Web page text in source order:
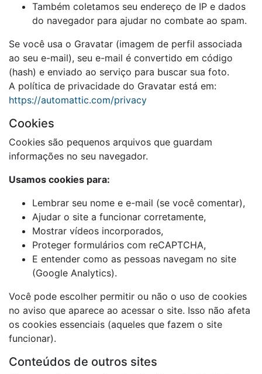
Também coletamos seu endereço de IP e dados
do navegador para ajudar no combate ao spam.
Se você usa o Gravatar (imagem de perfil associada
ao seu e-mail), seu e-mail é convertido em código
(hash) e enviado ao serviço para buscar sua foto.
A política de privacidade do Gravatar está em:
https://automattic.com/privacy
Cookies
Cookies são pequenos arquivos que guardam
informações no seu navegador.
Usamos cookies para:
Lembrar seu nome e e-mail (se você comentar),
Ajudar o site a funcionar corretamente,
Mostrar vídeos incorporados,
Proteger formulários com reCAPTCHA,
E entender como as pessoas navegam no site
(Google Analytics).
Você pode escolher permitir ou não o uso de cookies
no aviso que aparece ao acessar o site. Isso não afeta
os cookies essenciais (aqueles que fazem o site
funcionar).
Conteúdos de outros sites